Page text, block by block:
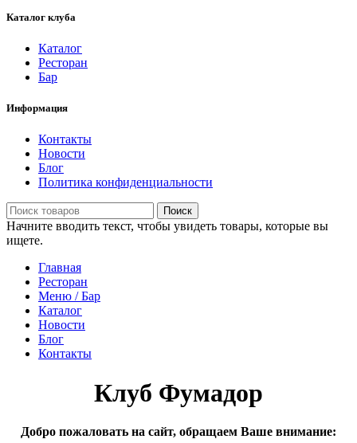
Каталог клуба
Каталог
Ресторан
Бар
Информация
Контакты
Новости
Блог
Политика конфиденциальности
Поиск
Начните вводить текст, чтобы увидеть товары, которые вы
ищете.
Главная
Ресторан
Меню / Бар
Каталог
Новости
Блог
Контакты
Клуб Фумадор
Добро пожаловать на сайт, обращаем Ваше внимание: